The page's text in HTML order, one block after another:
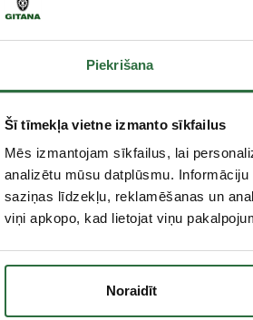
Piekrišana
Šī tīmekļa vietne izmanto sīkfailus
Mēs izmantojam sīkfailus, lai
analizētu mūsu datplūsmu.
saziņas līdzekļu, reklamēšanas un
viņi apkopo, kad lietojat viņu
Noraidīt
1,35 m